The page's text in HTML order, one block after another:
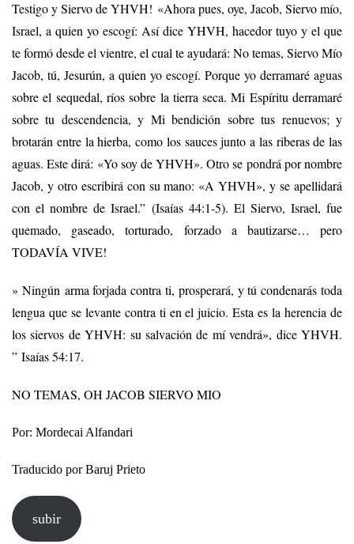
Testigo y Siervo de YHVH! «Ahora pues, oye, Jacob, Siervo mío,
Israel, a quien yo escogí: Así dice YHVH, hacedor tuyo y el que
te formó desde el vientre, el cual te ayudará: No temas, Siervo Mío
Jacob, tú, Jesurún, a quien yo escogí. Porque yo derramaré aguas
sobre el sequedal, ríos sobre la tierra seca. Mi Espíritu derramaré
sobre tu descendencia, y Mi bendición sobre tus renuevos; y
brotarán entre la hierba, como los sauces junto a las riberas de las
aguas. Este dirá: «Yo soy de YHVH». Otro se pondrá por nombre
Jacob, y otro escribirá con su mano: «A YHVH», y se apellidará
con el nombre de Israel.” (Isaías 44:1-5). El Siervo, Israel, fue
quemado, gaseado, torturado, forzado a bautizarse… pero
TODAVÍA VIVE!
» Ningún arma forjada contra ti, prosperará, y tú condenarás toda
lengua que se levante contra ti en el juicio. Esta es la herencia de
los siervos de YHVH: su salvación de mí vendrá», dice YHVH.
” Isaías 54:17.
NO TEMAS, OH JACOB SIERVO MIO
Por: Mordecai Alfandari
Traducido por Baruj Prieto
subir